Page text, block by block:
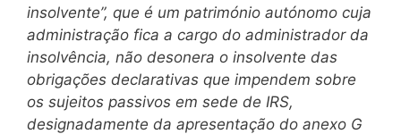
insolvente”, que é um património autónomo cuja
administração fica a cargo do administrador da
insolvência, não desonera o insolvente das
obrigações declarativas que impendem sobre
os sujeitos passivos em sede de IRS,
designadamente da apresentação do anexo G